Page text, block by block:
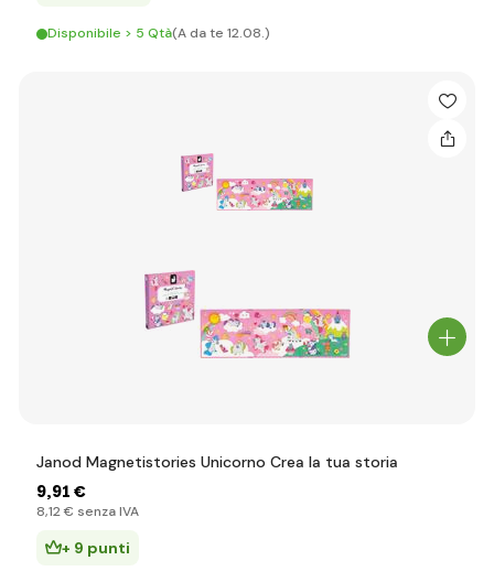
Disponibile > 5 Qtà(A da te 12.08.)
Janod Magnetistories Unicorno Crea la tua storia
9,91 €
8,12 € senza IVA
+ 9 punti